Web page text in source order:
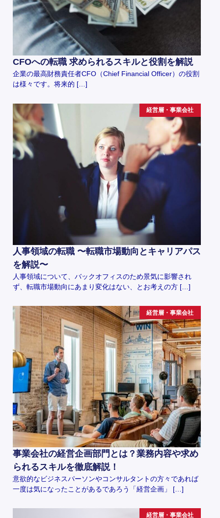
CFOへの転職 求められるスキルと役割を解説
企業の最高財務責任者CFO（Chief Financial Officer）の役割
は様々です。将来的 […]
経営層・事業会社
人事領域の転職 〜転職市場動向とキャリアパス
を解説〜
人事領域について、バックオフィスのため景気に影響され
ず、転職市場動向にあまり変化はない、とお考えの方 […]
経営層・事業会社
事業会社の経営企画部門とは？業務内容や求め
られるスキルを徹底解説！
意欲的なビジネスパーソンやコンサルタントの方々であれば
一度は気になったことがあるであろう「経営企画」 […]
経営層・事業会社